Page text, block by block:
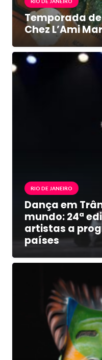
Temporada
Chez L’Ami
RIO DE JANEIRO
Dança em
mundo: 24ª
artistas a
países